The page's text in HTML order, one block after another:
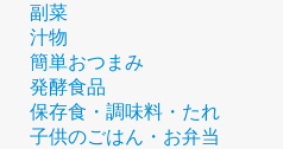
副菜
汁物
簡単おつまみ
発酵食品
保存食・調味料・たれ
子供のごはん・お弁当